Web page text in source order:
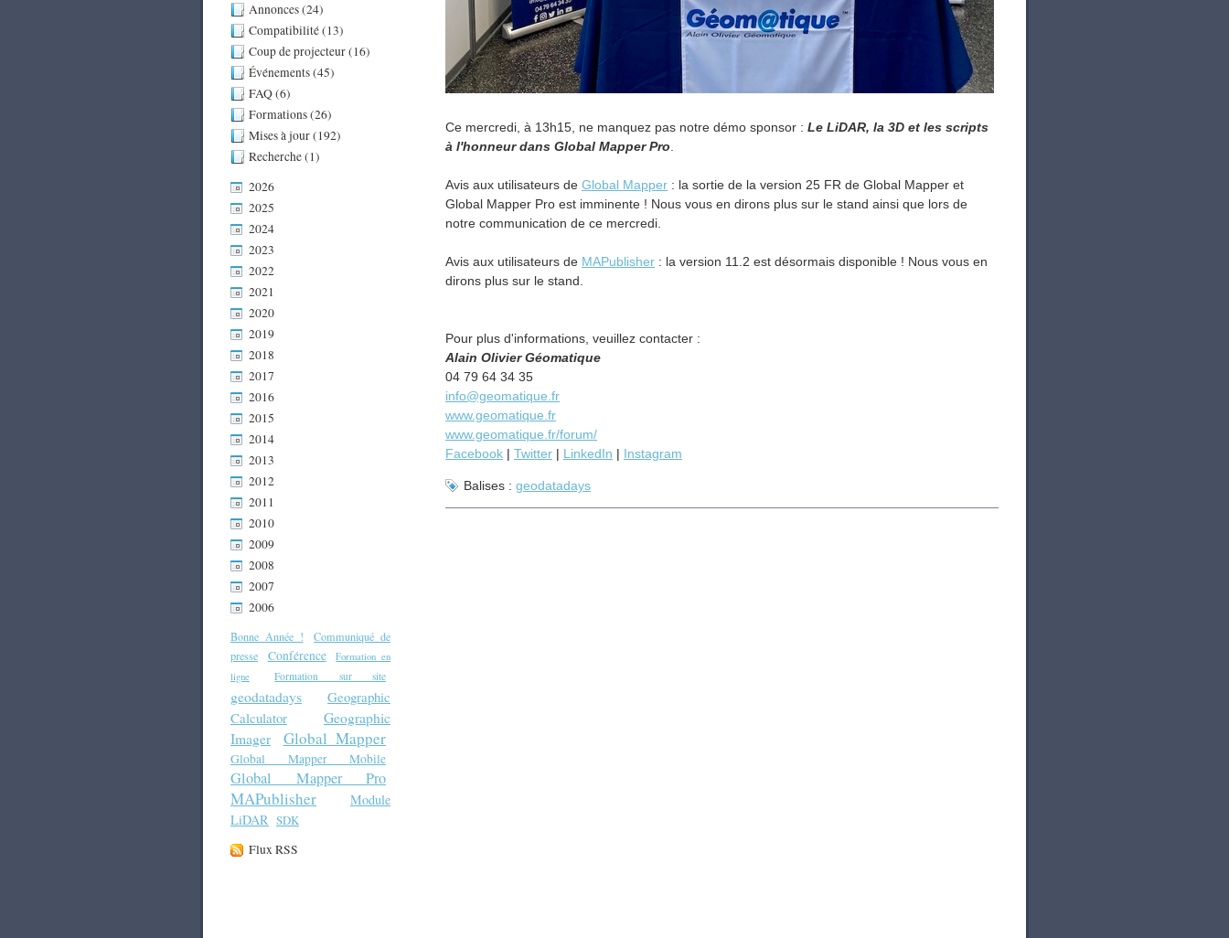
Annonces (24)
Compatibilité (13)
Coup de projecteur (16)
Événements (45)
FAQ (6)
Formations (26)
Mises à jour (192)
Recherche (1)
2026
2025
2024
2023
2022
2021
2020
2019
2018
2017
2016
2015
2014
2013
2012
2011
2010
2009
2008
2007
2006
Bonne Année !
Communiqué de
presse
Conférence
Formation en
ligne
Formation sur site
geodatadays
Geographic
Calculator
Geographic
Imager
Global Mapper
Global Mapper Mobile
Global Mapper Pro
MAPublisher
Module
LiDAR SDK
Flux RSS
Ce mercredi, à 13h15, ne manquez pas notre démo sponsor : Le LiDAR, la 3D et les scripts
à l'honneur dans Global Mapper Pro
Avis aux utilisateurs de Global Mapper : la sortie de la version 25 FR de Global Mapper et
Global Mapper Pro est imminente ! Nous vous en dirons plus sur le stand ainsi que lors de
notre communication de ce mercredi.
Avis aux utilisateurs de MAPublisher : la version 11.2 est désormais disponible ! Nous vous en
dirons plus sur le stand.
Pour plus d'informations, veuillez contacter :
Alain Olivier Géomatique
04 79 64 34 35
info@geomatique.fr
www.geomatique.fr
www.geomatique.fr/forum/
Facebook | Twitter | LinkedIn | Instagram
Balises : geodatadays